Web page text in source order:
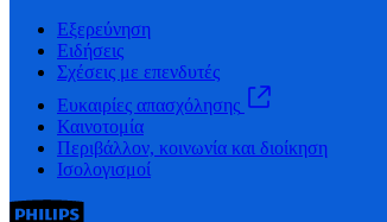
Εξερεύνηση
Ειδήσεις
Σχέσεις με επενδυτές
Ευκαιρίες απασχόλησης
Καινοτομία
Περιβάλλον, κοινωνία και διοίκηση
Ισολογισμοί